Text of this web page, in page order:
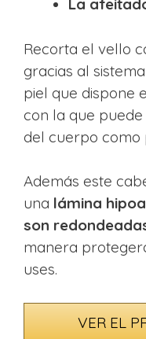
La
Recorta el vello
gracias al
piel que dispone
con la que
del cuerpo como
Además este
una lámina
son
manera
uses.
VER EL